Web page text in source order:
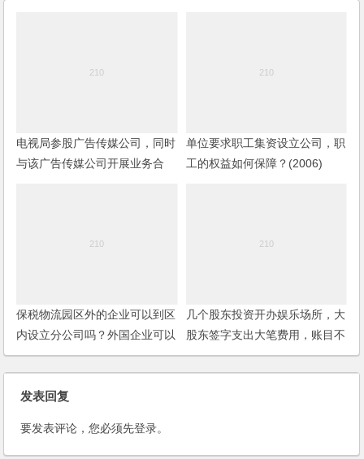
电视局参股广告传媒公司，同时
与该广告传媒公司开展业务合
单位要求职工集资设立公司，职
工的权益如何保障？(2006)
保税物流园区外的企业可以到区
内设立分公司吗？外国企业可以
到保税区内设立分公司吗？
几个股东投资开办娱乐场所，大
股东签字支出大笔费用，账目不
明，小股东如何维护权益？
发表回复
要发表评论，您必须先登录。